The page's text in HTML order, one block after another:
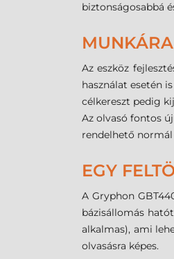
biztonságosabbá
Az eszköz
használat esetén
célkereszt pedig
Az olvasó fontos
rendelhető
EGY
A Gryphon
bázisállomás
alkalmas), ami
olvasásra képes.